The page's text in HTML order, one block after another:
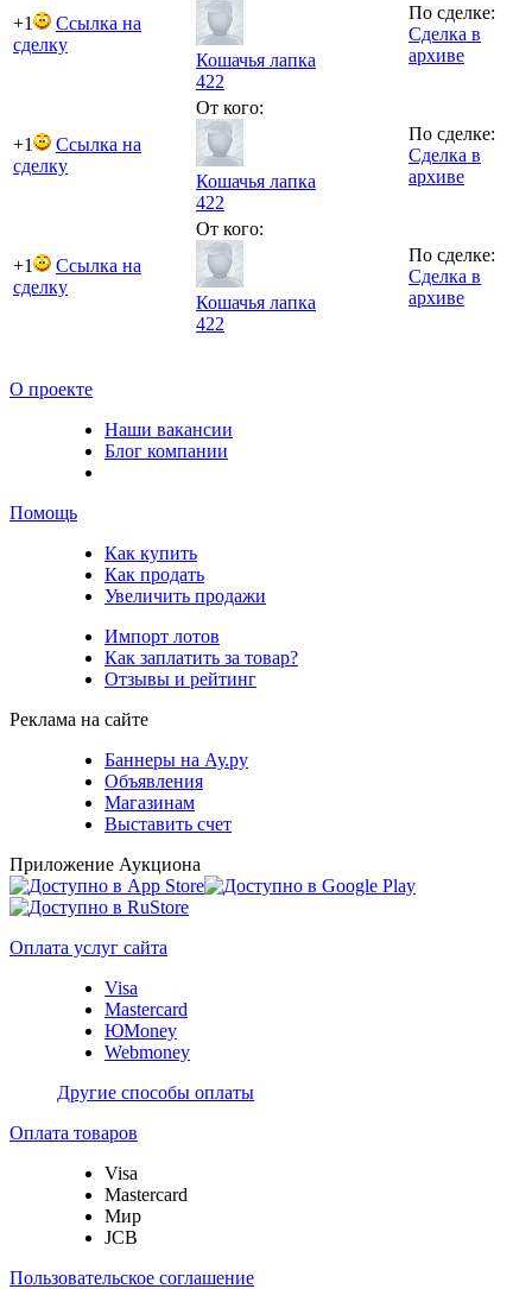
+1
Ссылка на
сделку
Кошачья лапка
422
По сделке:
Сделка в
архиве
+1
Ссылка на
сделку
От кого:
Кошачья лапка
422
По сделке:
Сделка в
архиве
+1
Ссылка на
сделку
От кого:
Кошачья лапка
422
По сделке:
Сделка в
архиве
О проекте
Наши вакансии
Блог компании
Помощь
Как купить
Как продать
Увеличить продажи
Импорт лотов
Как заплатить за товар?
Отзывы и рейтинг
Реклама на сайте
Баннеры на Ау.ру
Объявления
Магазинам
Выставить счет
Приложение Аукциона
Оплата услуг сайта
Visa
Mastercard
ЮMoney
Webmoney
Другие способы оплаты
Оплата товаров
Visa
Mastercard
Мир
JCB
Пользовательское соглашение